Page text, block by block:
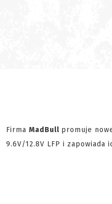
Firma MadBull promuje
9.6V/12.8V LFP i